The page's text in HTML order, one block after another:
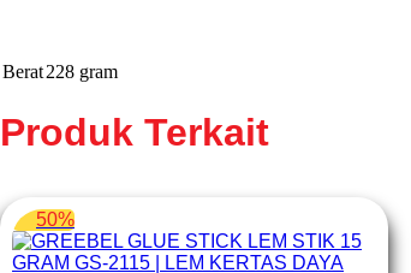
Berat228 gram
Produk Terkait
50%